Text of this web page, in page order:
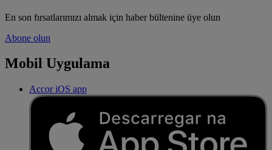
En son fırsatlarımızı almak için haber bültenine üye olun
Abone olun
Mobil Uygulama
Accor iOS app